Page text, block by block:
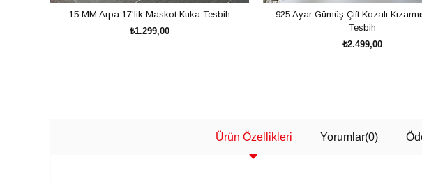
15 MM Arpa 17'lik Maskot Kuka Tesbih
₺1.299,00
925 Ayar Gümüş Çift Kozalı
Tesbih
₺2.499,00
Ürün Özellikleri Yorumlar(0)